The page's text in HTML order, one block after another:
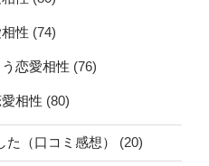
性 (74)
恋愛相性 (76)
相性 (80)
（口コミ感想） (20)